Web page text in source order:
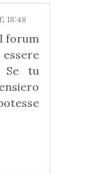
18:48
forum
Se tu